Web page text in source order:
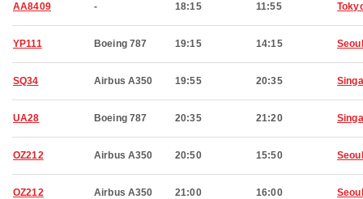
AA8409 - 18:15 11:55
YP111 Boeing 787 19:15 14:15 Seoul
SQ34 Airbus A350 19:55 20:35
UA28 Boeing 787 20:35 21:20
OZ212 Airbus A350 20:50 15:50 Seoul
OZ212 Airbus A350 21:00 16:00 Seoul